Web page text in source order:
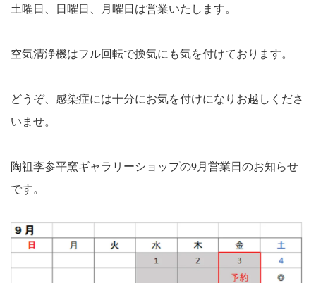
土曜日、日曜日、月曜日は営業いたします。
空気清浄機はフル回転で換気にも気を付けております。
どうぞ、感染症には十分にお気を付けになりお越しくださ
いませ。
陶祖李参平窯ギャラリーショップの9月営業日のお知らせ
です。